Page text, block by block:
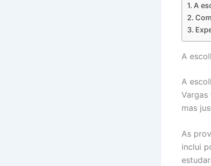
A
A
A
mas
As
inclui